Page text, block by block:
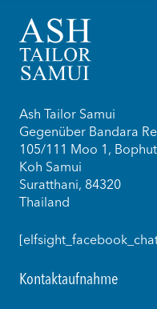
Ash Tailor Samui
Gegenüber Bandara
105/111 Moo 1, Bophut
Koh Samui
Suratthani, 84320
Thailand
Kontaktaufnahme